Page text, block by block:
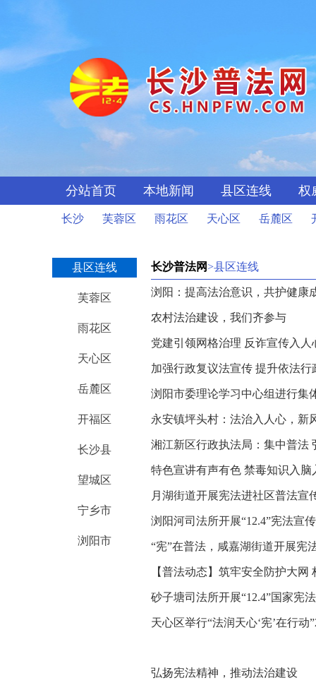
分站首页 本地新闻 县区连线 权
长沙 芙蓉区 雨花区 天心区 岳麓区
县区连线
芙蓉区
雨花区
天心区
岳麓区
开福区
长沙县
望城区
宁乡市
浏阳市
长沙普法网>县区连线
浏阳：提高法治意识，共护健康
农村法治建设，我们齐参与
党建引领网格治理 反诈宣传入人
加强行政复议法宣传 提升依法行
浏阳市委理论学习中心组进行集
永安镇坪头村：法治入人心，新
湘江新区行政执法局：集中普法
特色宣讲有声有色 禁毒知识入脑
月湖街道开展宪法进社区普法宣
浏阳河司法所开展“12.4”宪法宣
“宪”在普法，咸嘉湖街道开展宪
【普法动态】筑牢安全防护大网
砂子塘司法所开展“12.4”国家宪
天心区举行“法润天心‘宪’在行动
弘扬宪法精神，推动法治建设